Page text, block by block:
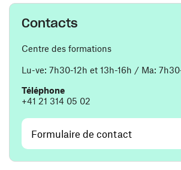
Contacts
Centre des formations
Lu-ve: 7h30-12h et 13h-16h / Ma:
Téléphone
+41 21 314 05 02
Formulaire de contact